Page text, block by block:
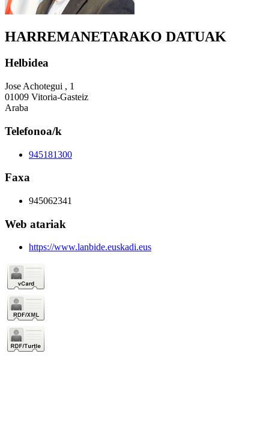
HARREMANETARAKO DATUAK
Helbidea
Jose Achotegui , 1
01009 Vitoria-Gasteiz
Araba
Telefonoa/k
945181300
Faxa
945062341
Web atariak
https://www.lanbide.euskadi.eus